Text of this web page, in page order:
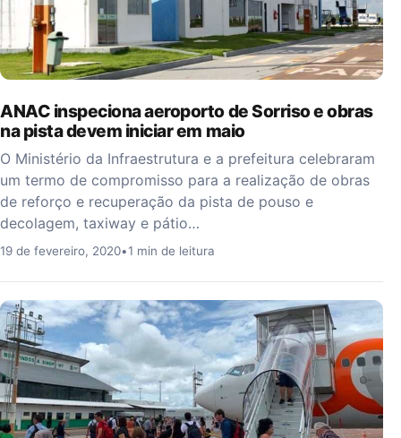
ANAC inspeciona aeroporto de Sorriso e obras
na pista devem iniciar em maio
O Ministério da Infraestrutura e a prefeitura celebraram
um termo de compromisso para a realização de obras
de reforço e recuperação da pista de pouso e
decolagem, taxiway e pátio…
19 de fevereiro, 2020•1 min de leitura